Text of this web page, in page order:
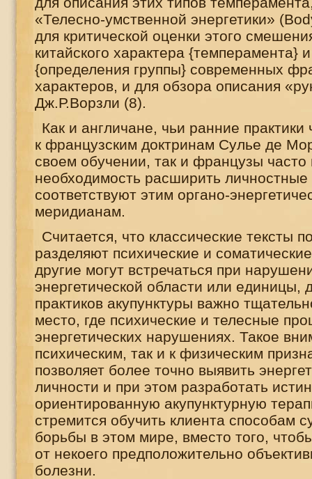
«Телесно-умственной энергетики» (
для критической оценки этого
китайского характера {темперамента}
{определения группы} современных
характеров, и для обзора описания
Дж.Р.Ворзли (8).
Как и англичане, чьи ранние практики
к французским доктринам Сулье де
своем обучении, так и французы
необходимость расширить
соответствуют этим органо-
меридианам.
Считается, что классические тексты
разделяют психические и
другие могут встречаться при
энергетической области или единицы,
практиков акупунктуры важно
место, где психические и телесные
энергетических нарушениях. Такое
психическим, так и к физическим
позволяет более точно выявить
личности и при этом разработать
ориентированную акупунктурную
стремится обучить клиента способам
борьбы в этом мире, вместо того,
от некоего предположительно
болезни.